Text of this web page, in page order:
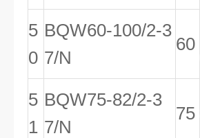
5
0
BQW60-100/2-3
7/N
60
5
1
BQW75-82/2-3
7/N
75